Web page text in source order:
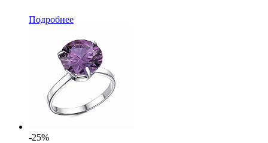
Подробнее
-25%